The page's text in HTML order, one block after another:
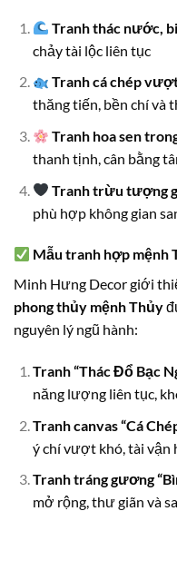
Tranh thác nước,
chảy tài lộc liên tục
Tranh cá chép
thăng tiến, bền chí và
Tranh hoa sen
thanh tịnh, cân bằng
Tranh trừu tượng
phù hợp không gian
Mẫu tranh hợp mệnh
Minh Hưng Decor giới
phong thủy mệnh Thủy
nguyên lý ngũ hành:
Tranh “Thác Đổ Bạc
năng lượng liên tục,
Tranh canvas “Cá
ý chí vượt khó, tài vận
Tranh tráng gương
mở rộng, thư giãn và